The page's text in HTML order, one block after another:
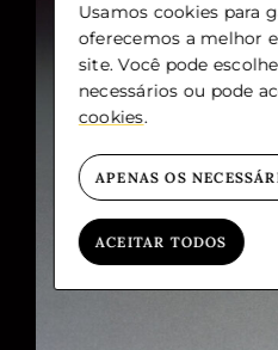
Usamos cookies para
oferecemos a melhor
site. Você pode
necessários ou pode
cookies.
APENAS OS
ACEITAR TODOS